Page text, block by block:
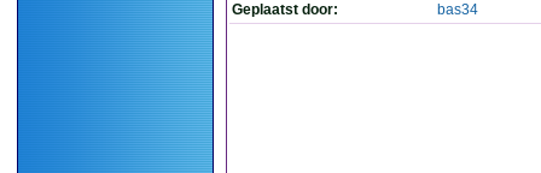
Geplaatst door: bas34